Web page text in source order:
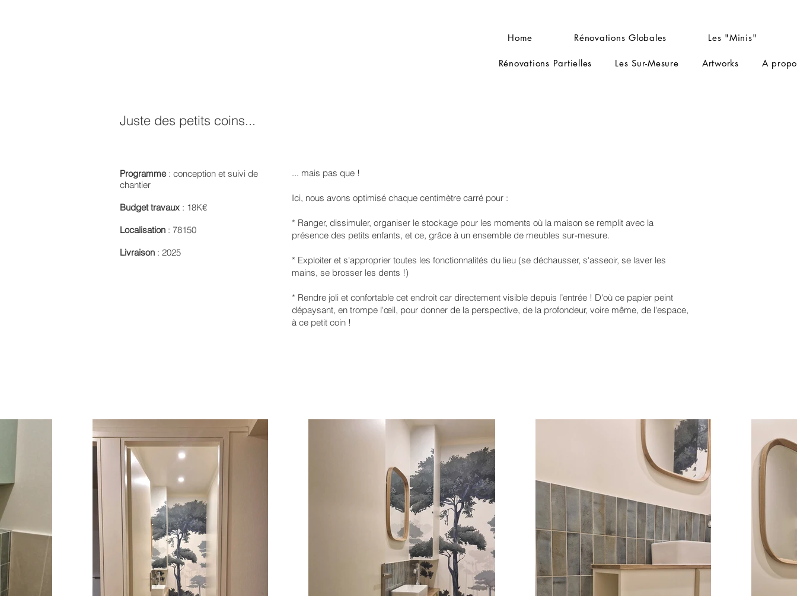
Home Rénovations Globales Les "Minis"
Rénovations Partielles Les Sur-Mesure Artworks A
Juste des petits coins...
Programme : conception et suivi de
chantier
Budget travaux : 18K€
Localisation : 78150
Livraison : 2025
... mais pas que !
Ici, nous avons optimisé chaque centimètre carré pour :
* Ranger, dissimuler, organiser le stockage pour les moments où la maison se remplit avec la
présence des petits enfants, et ce, grâce à un ensemble de meubles sur-mesure.
* Exploiter et s'approprier toutes les fonctionnalités du lieu (se déchausser, s'asseoir, se laver les
mains, se brosser les dents !)
* Rendre joli et confortable cet endroit car directement visible depuis l’entrée ! D'où ce papier peint
dépaysant, en trompe l'œil, pour donner de la perspective, de la profondeur, voire même, de l'espace,
à ce petit coin !